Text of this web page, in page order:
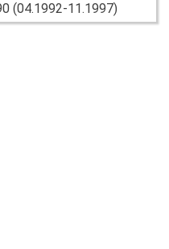
(04.1992-11.1997)